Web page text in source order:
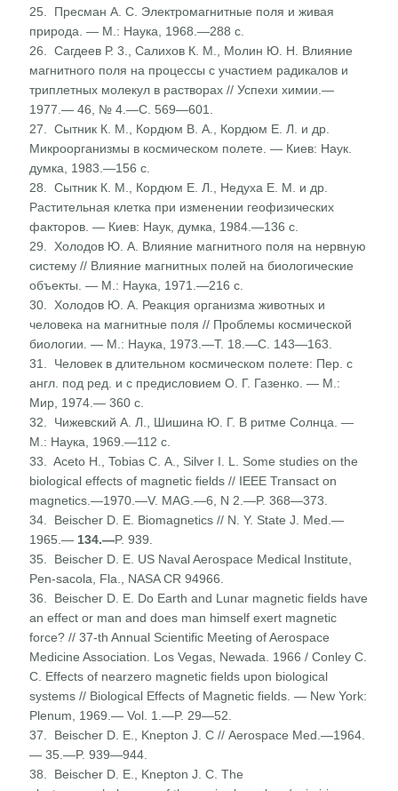
25. Пресман А. С. Электромагнитные поля и живая
природа. — М.: Наука, 1968.—288 с.
26. Сагдеев Р. 3., Салихов К. М., Молин Ю. Н. Влияние
магнитного поля на процессы с участием радикалов и
триплетных молекул в растворах // Успехи химии.—
1977.— 46, № 4.—С. 569—601.
27. Сытник К. М., Кордюм В. А., Кордюм Е. Л. и др.
Микроорганизмы в космическом полете. — Киев: Наук.
думка, 1983.—156 с.
28. Сытник К. М., Кордюм Е. Л., Недуха Е. М. и др.
Растительная клетка при изменении геофизических
факто­ров. — Киев: Наук, думка, 1984.—136 с.
29. Холодов Ю. А. Влияние магнитного поля на нервную
систему // Влияние магнитных полей на биологические
объекты. — М.: Наука, 1971.—216 с.
30. Холодов Ю. А. Реакция организма животных и
человека на магнитные поля // Проблемы космической
биологии. — М.: Наука, 1973.—Т. 18.—С. 143—163.
31. Человек в длительном космическом полете: Пер. с
англ. под ред. и с предисловием О. Г. Газенко. — М.:
Мир, 1974.— 360 с.
32. Чижевский А. Л., Шишина Ю. Г. В ритме Солнца. —
М.: Наука, 1969.—112 с.
33. Aceto H., Tobias С. A., Silver I. L. Some studies on the
biological effects of magnetic fields // IEEE Transact on
magnetics.—1970.—V. MAG.—6, N 2.—P. 368—373.
34. Beischer D. E. Biomagnetics // N. Y. State J. Med.—
1965.— 134.—P. 939.
35. Beischer D. E. US Naval Aerospace Medical Institute,
Pen-sacola, Fla., NASA CR 94966.
36. Beischer D. E. Do Earth and Lunar magnetic fields have
an effect or man and does man himself exert magnetic
force? // 37-th Annual Scientific Meeting of Aerospace
Medicine Associa­tion. Los Vegas, Newada. 1966 / Conley С.
С. Effects of nearzero magnetic fields upon biological
systems // Biological Effects of Magnetic fields. — New York:
Plenum, 1969.— Vol. 1.—P. 29—52.
37. Beischer D. E., Knepton J. С // Aerospace Med.—1964.
— 35.—P. 939—944.
38. Beischer D. E., Knepton J. C. The